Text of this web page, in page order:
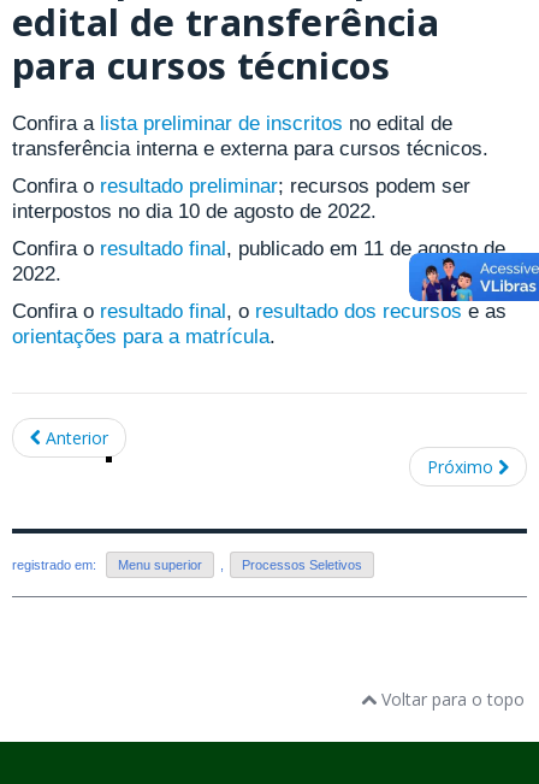
edital de transferência
para cursos técnicos
Confira a lista preliminar de inscritos no edital de
transferência interna e externa para cursos técnicos.
Confira o resultado preliminar; recursos podem ser
interpostos no dia 10 de agosto de 2022.
Confira o resultado final, publicado em 11 de agosto de
2022.
Confira o resultado final, o resultado dos recursos e as
orientações para a matrícula.
Anterior
Próximo
registrado em: Menu superior Processos Seletivos
Voltar para o topo